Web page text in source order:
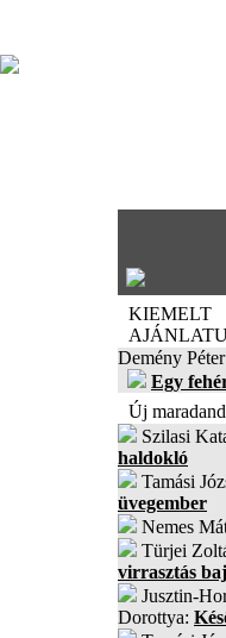
KIEMELT
Demény Péter
Egy
Új
Szilasi
haldokló
Tamási
üvegember
Nemes
Türjei
virrasztás
Jusztin-
Dorottya: